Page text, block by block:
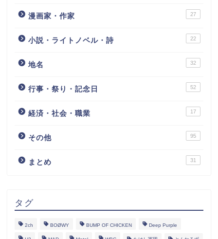
漫画家・作家 27
小説・ライトノベル・詩 22
地名 32
行事・祭り・記念日 52
経済・社会・職業 17
その他 95
まとめ 31
タグ
2ch BOØWY BUMP OF CHICKEN Deep Purple